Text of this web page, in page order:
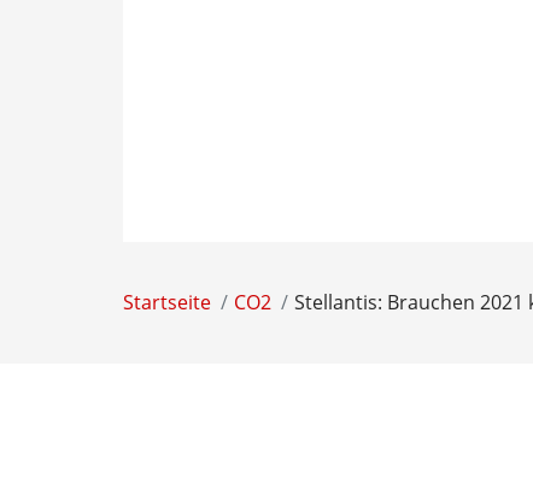
Startseite CO2 Stellantis: Brauchen 2021